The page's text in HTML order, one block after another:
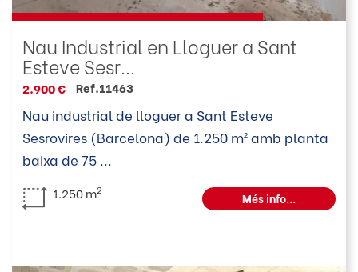
Nau Industrial en Lloguer a Sant
Esteve Sesr...
Ref.11463
2.900 €
Nau industrial de lloguer a Sant Esteve
Sesrovires (Barcelona) de 1.250 m² amb planta
baixa de 75 ...
1.250 m2 Més info...